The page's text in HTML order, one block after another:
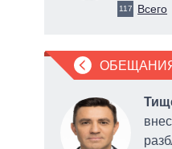
117 Всего